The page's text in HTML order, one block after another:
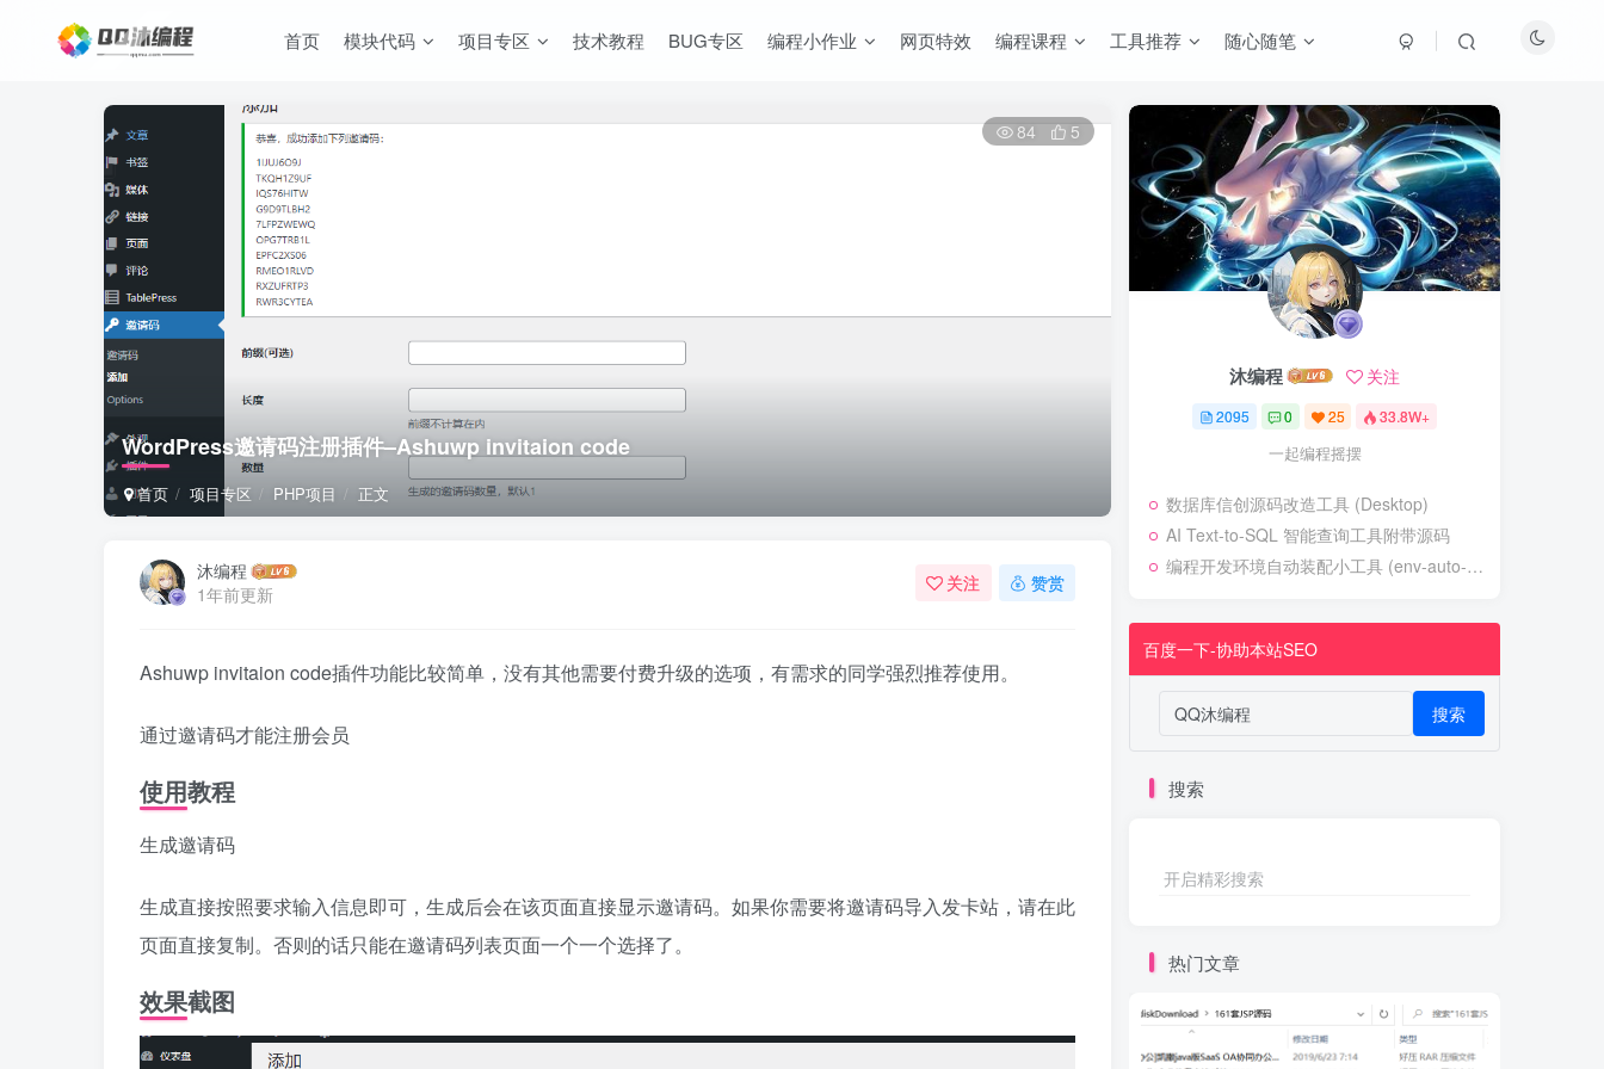
首页 模块代码 项目专区 技术教程 BUG专区 编程小作业 网页特效 编程课程 工具推荐 随心随笔
WordPress邀请码注册插件–Ashuwp invitaion code
首页 项目专区 PHP项目 正文
84 5
沐编程
1年前更新
关注 赞赏
Ashuwp invitaion code插件功能比较简单，没有其他需要付费升级的选项，有需求的同学强烈推荐使用。
通过邀请码才能注册会员
使用教程
生成邀请码
生成直接按照要求输入信息即可，生成后会在该页面直接显示邀请码。如果你需要将邀请码导入发卡站，请在此
页面直接复制。否则的话只能在邀请码列表页面一个一个选择了。
效果截图
沐编程 关注
2095 0 25 33.8W+
一起编程摇摆
数据库信创源码改造工具 (Desktop)
AI Text-to-SQL 智能查询工具附带源码
编程开发环境自动装配小工具 (env-auto-setup)
百度一下-协助本站SEO
搜索
搜索
开启精彩搜索
热门文章